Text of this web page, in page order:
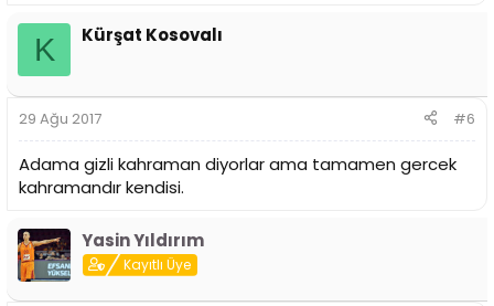
K Kürşat Kosovalı
29 Ağu 2017 #6
Adama gizli kahraman diyorlar ama tamamen gercek
kahramandır kendisi.
Yasin Yıldırım
Kayıtlı Üye